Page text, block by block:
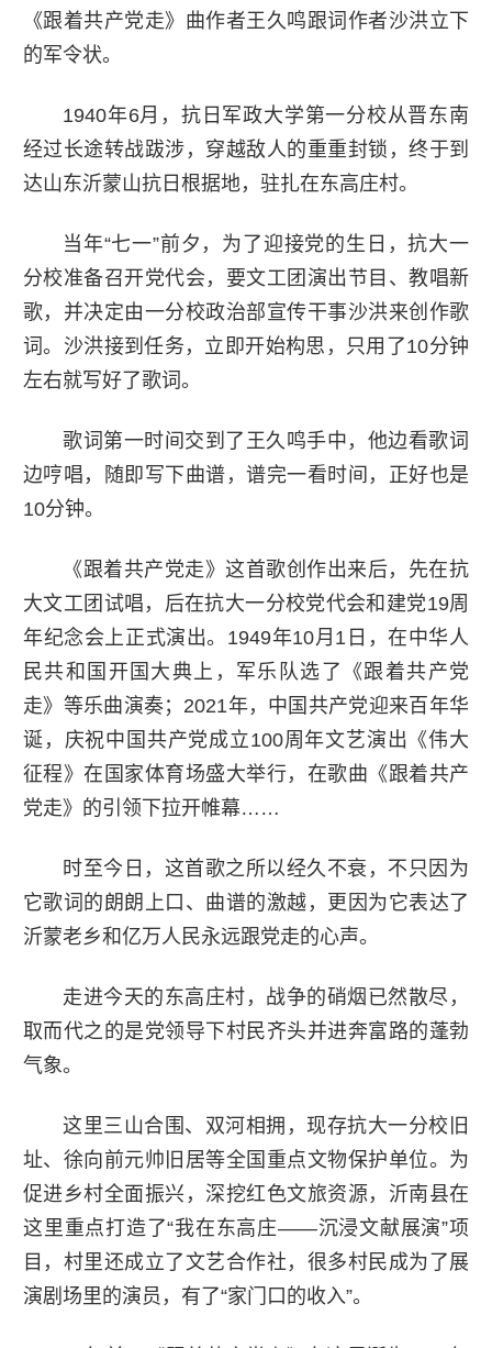
《跟着共产党走》曲作者王久鸣跟词作者沙洪立下
的军令状。
1940年6月，抗日军政大学第一分校从晋东南
经过长途转战跋涉，穿越敌人的重重封锁，终于到
达山东沂蒙山抗日根据地，驻扎在东高庄村。
当年“七一”前夕，为了迎接党的生日，抗大一
分校准备召开党代会，要文工团演出节目、教唱新
歌，并决定由一分校政治部宣传干事沙洪来创作歌
词。沙洪接到任务，立即开始构思，只用了10分钟
左右就写好了歌词。
歌词第一时间交到了王久鸣手中，他边看歌词
边哼唱，随即写下曲谱，谱完一看时间，正好也是
10分钟。
《跟着共产党走》这首歌创作出来后，先在抗
大文工团试唱，后在抗大一分校党代会和建党19周
年纪念会上正式演出。1949年10月1日，在中华人
民共和国开国大典上，军乐队选了《跟着共产党
走》等乐曲演奏；2021年，中国共产党迎来百年华
诞，庆祝中国共产党成立100周年文艺演出《伟大
征程》在国家体育场盛大举行，在歌曲《跟着共产
党走》的引领下拉开帷幕……
时至今日，这首歌之所以经久不衰，不只因为
它歌词的朗朗上口、曲谱的激越，更因为它表达了
沂蒙老乡和亿万人民永远跟党走的心声。
走进今天的东高庄村，战争的硝烟已然散尽，
取而代之的是党领导下村民齐头并进奔富路的蓬勃
气象。
这里三山合围、双河相拥，现存抗大一分校旧
址、徐向前元帅旧居等全国重点文物保护单位。为
促进乡村全面振兴，深挖红色文旅资源，沂南县在
这里重点打造了“我在东高庄——沉浸文献展演”项
目，村里还成立了文艺合作社，很多村民成为了展
演剧场里的演员，有了“家门口的收入”。